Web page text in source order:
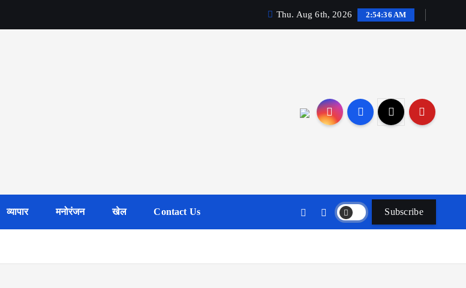
Thu. Aug 6th, 2026 2:54:37 AM
व्यापार मनोरंजन खेल Contact Us Subscribe